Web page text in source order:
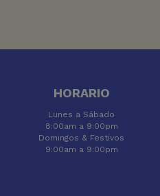
HORARIO
Lunes a Sábado
8:00am a 9:00pm
Domingos & Festivos
9:00am a 9:00pm